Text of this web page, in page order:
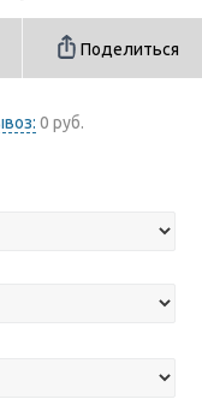
Поделиться
0 руб.